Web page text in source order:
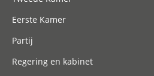
Eerste Kamer
Partij
Regering en kabinet